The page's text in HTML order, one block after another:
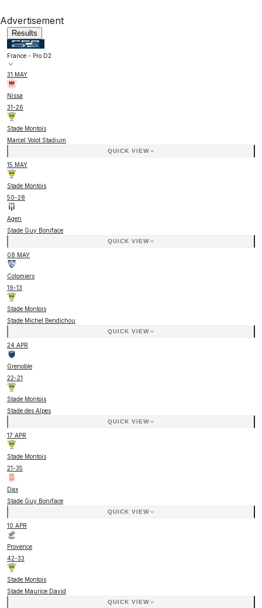
Advertisement
Results
France - Pro D2
31 MAY
Nissa
31-26
Stade Montois
Marcel Volot Stadium
QUICK VIEW
15 MAY
Stade Montois
50-28
Agen
Stade Guy Boniface
QUICK VIEW
08 MAY
Colomiers
19-13
Stade Montois
Stade Michel Bendichou
QUICK VIEW
24 APR
Grenoble
22-21
Stade Montois
Stade des Alpes
QUICK VIEW
17 APR
Stade Montois
21-35
Dax
Stade Guy Boniface
QUICK VIEW
10 APR
Provence
42-33
Stade Montois
Stade Maurice David
QUICK VIEW